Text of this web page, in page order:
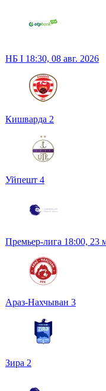
НБ I 18:30, 08 авг. 2026
Кишварда 2
Уйпешт 4
Премьер-лига 18:00, 23
Араз-Нахчыван 3
Зира 2